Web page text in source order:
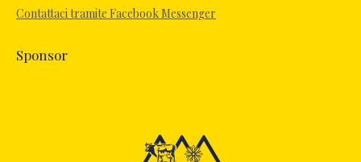
window
Contattaci tramite Facebook Messenger
Sponsor